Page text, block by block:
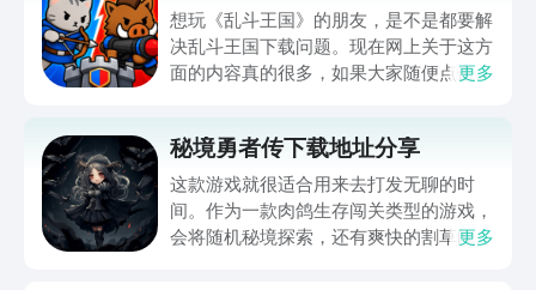
想玩《乱斗王国》的朋友，是不是都要解
决乱斗王国下载问题。现在网上关于这方
面的内容真的很多，如果大家随便点击陌
app进行下载会更加方便，九游是手游福
利最多的游戏平台，在这里不仅能够看到
游戏资源，还能及时查看后续的消息、活
动内容等相关信息。
更多
秘境勇者传下载地址分享
这款游戏就很适合用来去打发无聊的时
间。作为一款肉鸽生存闯关类型的游戏，
会将随机秘境探索，还有爽快的割草闯关
更多